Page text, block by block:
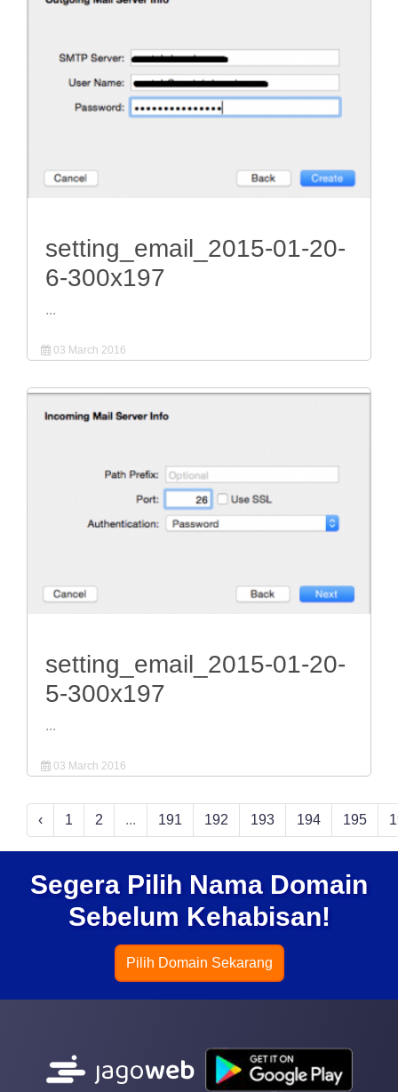
setting_email_2015-01-20-
6-300x197
...
03 March 2016
setting_email_2015-01-20-
5-300x197
...
03 March 2016
‹ 1 2 ... 191 192 193 194 195
Segera Pilih Nama Domain
Sebelum Kehabisan!
Pilih Domain Sekarang